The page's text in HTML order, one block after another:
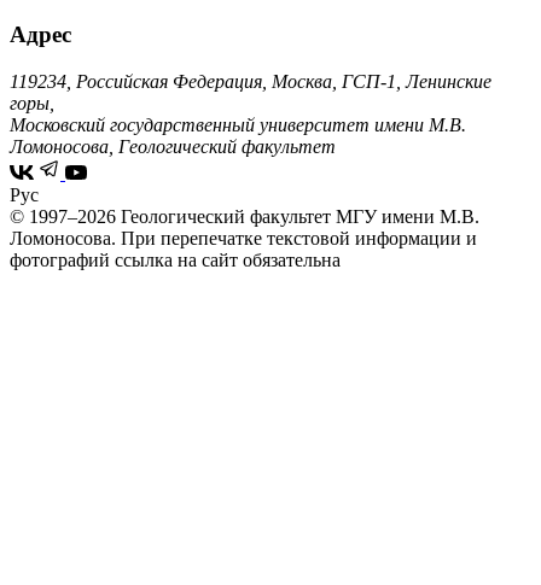
Адрес
119234, Российская Федерация, Москва, ГСП-1, Ленинские
горы,
Московский государственный университет имени М.В.
Ломоносова, Геологический факультет
Рус
© 1997–2026 Геологический факультет МГУ имени М.В.
Ломоносова. При перепечатке текстовой информации и
фотографий ссылка на сайт обязательна